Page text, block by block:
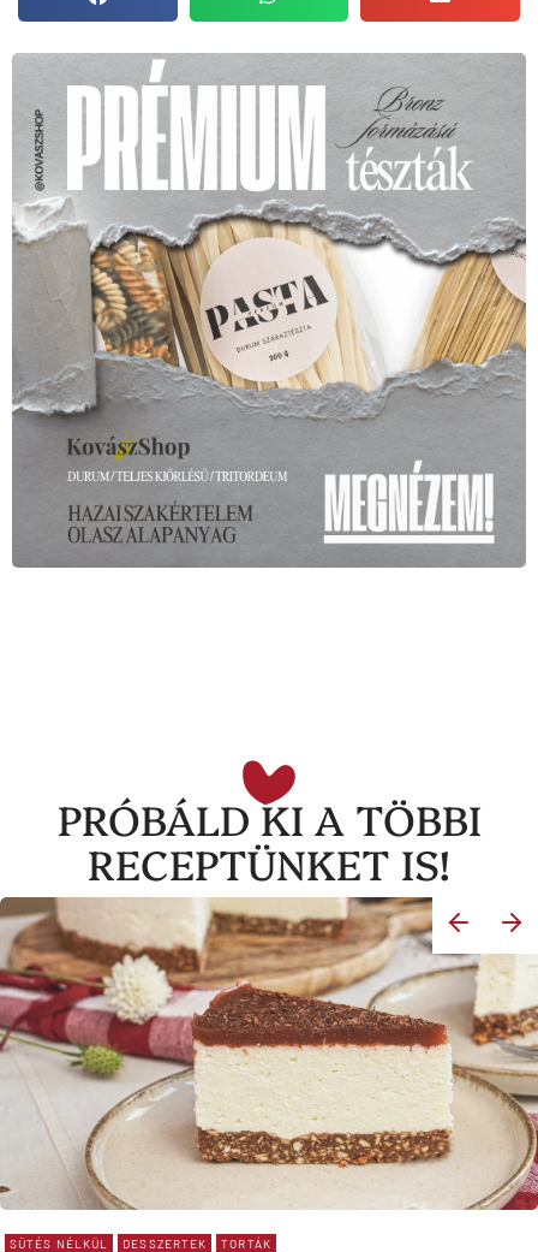
PRÓBÁLD KI A TÖBBI
RECEPTÜNKET IS!
SÜTÉS NÉLKÜL DESSZERTEK TORTÁK